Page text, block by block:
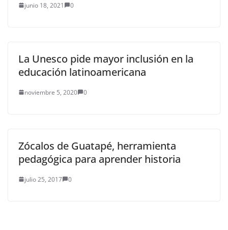
junio 18, 2021 0
La Unesco pide mayor inclusión en la
educación latinoamericana
noviembre 5, 2020 0
Zócalos de Guatapé, herramienta
pedagógica para aprender historia
julio 25, 2017 0